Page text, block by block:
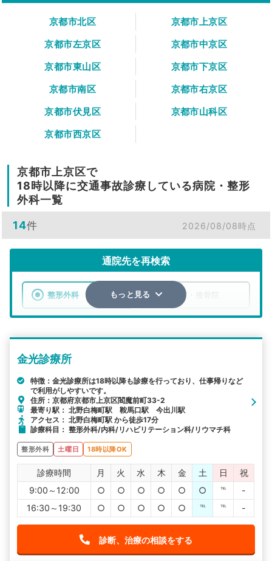
京都市北区
京都市上京区
京都市左京区
京都市中京区
京都市東山区
京都市下京区
京都市南区
京都市右京区
京都市伏見区
京都市山科区
京都市西京区
京都市上京区で
18時以降に交通事故診療している病院・整形
外科一覧
14件 2026/08/08時点
通院先を再検索
整形外科 整骨院・接骨院
詳細条件で絞り込む
その他の検索方法
もっと見る
金光診療所
特徴：金光診療所は18時以降も診療を行っており、仕事帰りなど
で利用がしやすいです。
住所：京都府京都市上京区閻魔前町33-2
最寄り駅： 北野白梅町駅 鞍馬口駅 今出川駅
アクセス： 北野白梅町駅 から徒歩17分
診療科目： 整形外科/内科/リハビリテーション科/リウマチ科
整形外科 土曜日 18時以降OK
診療時間 月 火 水 木 金 土 日
祝
9:00～12:00
○ ○ ○ ○ ○ ○ ℡
-
16:30～19:30
○ ○ ○ ○ ○ ℡ ℡ -
診断、治療の相談をする